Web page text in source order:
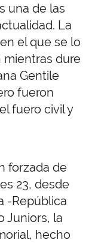
una de las
La
el que se lo
mientras dure
Gentile
fueron
fuero civil y
forzada de
23, desde
-República
Juniors, la
hecho